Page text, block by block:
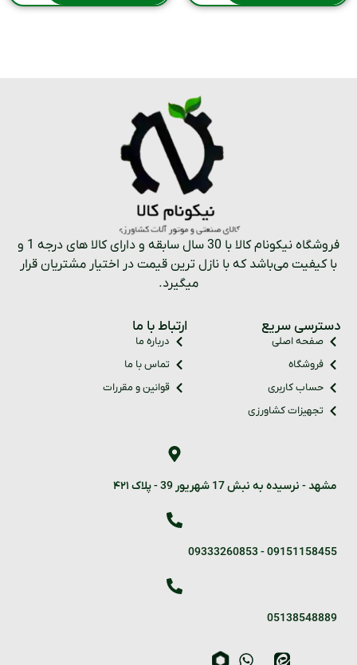
فروشگاه نیکونام کالا با 30 سال سابقه و دارای کالا های درجه 1 و
با کیفیت می‌باشد که با نازل ترین قیمت در اختیار مشتریان قرار
میگیرد.
دسترسی سریع
صفحه اصلی
فروشگاه
حساب کاربری
تجهیزات کشاورزی
ارتباط با ما
درباره ما
تماس با ما
قوانین و مقررات
مشهد - نرسیده به نبش 17 شهریور 39 - پلاک ۴۲۱
09151158455
-
09333260853
05138548889